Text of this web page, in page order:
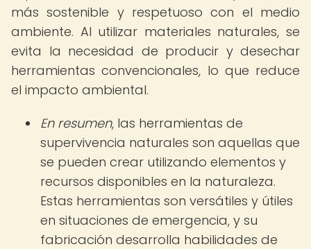
más sostenible y respetuoso con el medio
ambiente. Al utilizar materiales naturales, se
evita la necesidad de producir y desechar
herramientas convencionales, lo que reduce
el impacto ambiental.
En resumen, las herramientas de
supervivencia naturales son aquellas que
se pueden crear utilizando elementos y
recursos disponibles en la naturaleza.
Estas herramientas son versátiles y útiles
en situaciones de emergencia, y su
fabricación desarrolla habilidades de